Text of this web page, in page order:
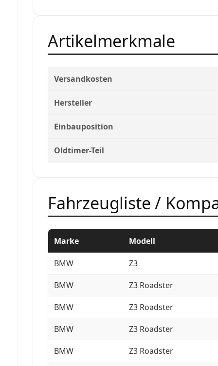
Artikelmerkmale
Versandkosten
Hersteller
Einbauposition
Oldtimer-Teil
Fahrzeugliste /
Marke Modell
BMW Z3
BMW Z3 Roadster
BMW Z3 Roadster
BMW Z3 Roadster
BMW Z3 Roadster